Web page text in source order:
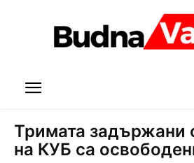
Тримата задържани
на КУБ са